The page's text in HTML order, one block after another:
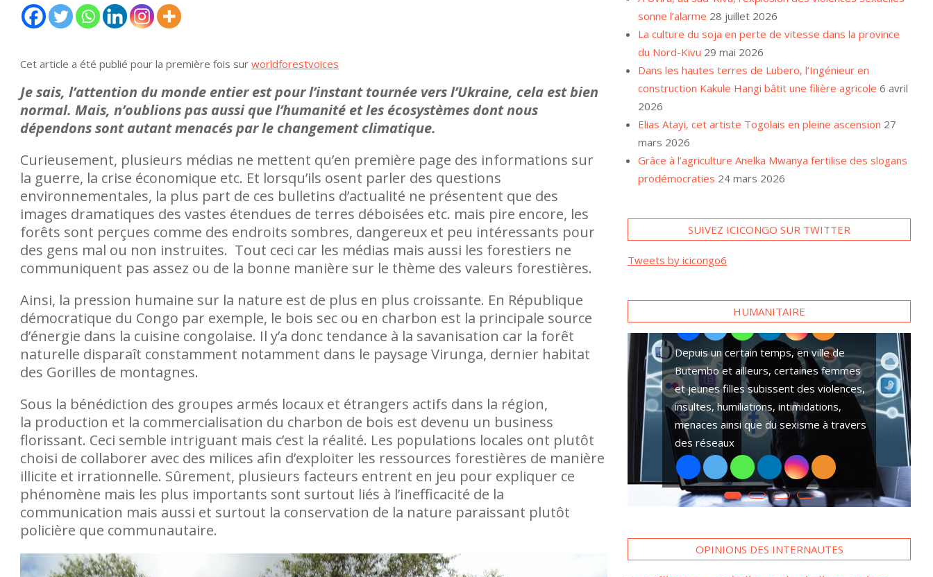
Cet article a été publié pour la première fois sur worldforestvoices
Je sais, l’attention du monde entier est pour l’instant tournée vers l’Ukraine, cela est bien
normal. Mais, n’oublions pas aussi que l’humanité et les écosystèmes dont nous
dépendons sont autant menacés par le changement climatique.
Curieusement, plusieurs médias ne mettent qu’en première page des informations sur
la guerre, la crise économique etc. Et lorsqu’ils osent parler des questions
environnementales, la plus part de ces bulletins d’actualité ne présentent que des
images dramatiques des vastes étendues de terres déboisées etc. mais pire encore, les
forêts sont perçues comme des endroits sombres, dangereux et peu intéressants pour
des gens mal ou non instruites. Tout ceci car les médias mais aussi les forestiers ne
communiquent pas assez ou de la bonne manière sur le thème des valeurs forestières.
Ainsi, la pression humaine sur la nature est de plus en plus croissante. En République
démocratique du Congo par exemple, le bois sec ou en charbon est la principale source
d’énergie dans la cuisine congolaise. Il y’a donc tendance à la savanisation car la forêt
naturelle disparaît constamment notamment dans le paysage Virunga, dernier habitat
des Gorilles de montagnes.
Sous la bénédiction des groupes armés locaux et étrangers actifs dans la région,
la production et la commercialisation du charbon de bois est devenu un business
florissant. Ceci semble intriguant mais c’est la réalité. Les populations locales ont plutôt
choisi de collaborer avec des milices afin d’exploiter les ressources forestières de manière
illicite et irrationnelle. Sûrement, plusieurs facteurs entrent en jeu pour expliquer ce
phénomène mais les plus importants sont surtout liés à l’inefficacité de la
communication mais aussi et surtout la conservation de la nature paraissant plutôt
policière que communautaire.
sonne l’alarme 28 juillet 2026
La culture du soja en perte de vitesse dans la province
du Nord-Kivu 29 mai 2026
Dans les hautes terres de Lubero, l’Ingénieur en
construction Kakule Hangi bâtit une filière agricole 6 avril
2026
Elias Atayi, cet artiste Togolais en pleine ascension 27
mars 2026
Grâce à l’agriculture Anelka Mwanya fertilise des slogans
prodémocraties 24 mars 2026
SUIVEZ ICICONGO SUR TWITTER
Tweets by icicongo6
HUMANITAIRE
violences en ligne
des violences,
ainsi que du
A Goma, plusieurs familles
sportifs pour survivre
Dans la ville de Goma, chef-lieu de la
province du Nord-Kivu, pour survivre,
plusieurs hommes et femmes chefs de
ménages se tournent vers le pari foot.
Ceci depuis l’occupation de
Les femmes très absentes des accords de paix
en RDC
Dans ses recherches sur le genre, la communication publique et
processus de paix en RDC, Rose Kahambu Tuombeane révèle
des faiblesses majeures dans l’application de ces accords, en
particulier la
Ces superstitions qui accentuent les
sexuelles contre des pygmées dans
RDC
L’Est de la République Démocratique du Congo-
depuis plusieurs années des conflits armés. Des
pygmées sont parmi les plus victimes. Elles
de violence
OPINIONS DES INTERNAUTES